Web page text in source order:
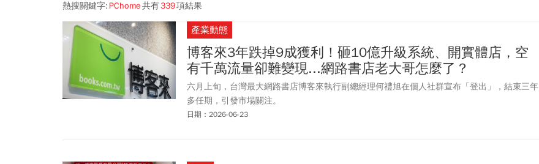
熱搜關鍵字: PChome共有339項結果
產業動態
博客來3年跌掉9成獲利！砸10億升級系統、開實體店，空
有千萬流量卻難變現...網路書店老大哥怎麼了？
六月上旬，台灣最大網路書店博客來執行副總經理何禮旭在個人社群宣布「登出」，結束三年
多任期，引發市場關注。
日期：2026-06-23